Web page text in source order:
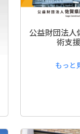
公益財団法人
術支
もっと